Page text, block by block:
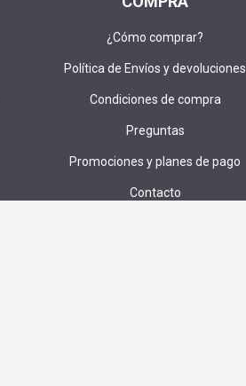
¿Cómo comprar?
Política de Envíos y devoluciones
Condiciones de compra
Preguntas
Promociones y planes de pago
Contacto